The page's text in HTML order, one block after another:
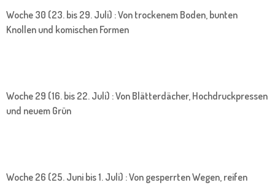
Woche 30 (23. bis 29. Juli) : Von trockenem Boden, bunten
Knollen und komischen Formen
Woche 29 (16. bis 22. Juli) : Von Blätterdächer, Hochdruckpressen
und neuem Grün
Woche 26 (25. Juni bis 1. Juli) : Von gesperrten Wegen, reifen